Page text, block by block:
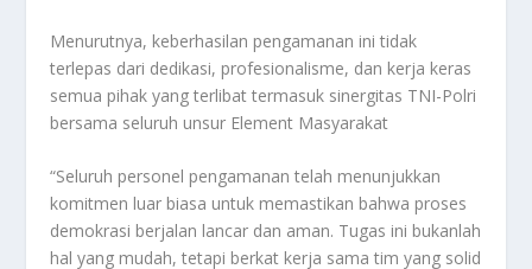
Menurutnya, keberhasilan pengamanan ini tidak
terlepas dari dedikasi, profesionalisme, dan kerja keras
semua pihak yang terlibat termasuk sinergitas TNI-Polri
bersama seluruh unsur Element Masyarakat
“Seluruh personel pengamanan telah menunjukkan
komitmen luar biasa untuk memastikan bahwa proses
demokrasi berjalan lancar dan aman. Tugas ini bukanlah
hal yang mudah, tetapi berkat kerja sama tim yang solid